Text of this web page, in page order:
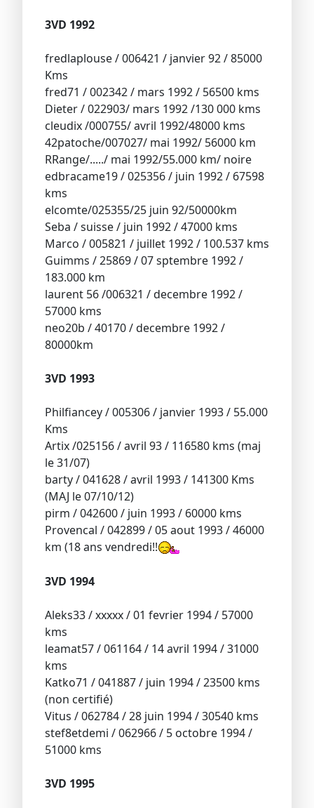
3VD 1992
fredlaplouse / 006421 / janvier 92 / 85000
Kms
fred71 / 002342 / mars 1992 / 56500 kms
Dieter / 022903/ mars 1992 /130 000 kms
cleudix /000755/ avril 1992/48000 kms
42patoche/007027/ mai 1992/ 56000 km
RRange/...../ mai 1992/55.000 km/ noire
edbracame19 / 025356 / juin 1992 / 67598
kms
elcomte/025355/25 juin 92/50000km
Seba / suisse / juin 1992 / 47000 kms
Marco / 005821 / juillet 1992 / 100.537 kms
Guimms / 25869 / 07 sptembre 1992 /
183.000 km
laurent 56 /006321 / decembre 1992 /
57000 kms
neo20b / 40170 / decembre 1992 /
80000km
3VD 1993
Philfiancey / 005306 / janvier 1993 / 55.000
Kms
Artix /025156 / avril 93 / 116580 kms (maj
le 31/07)
barty / 041628 / avril 1993 / 141300 Kms
(MAJ le 07/10/12)
pirm / 042600 / juin 1993 / 60000 kms
Provencal / 042899 / 05 aout 1993 / 46000
km (18 ans vendredi!!
3VD 1994
Aleks33 / xxxxx / 01 fevrier 1994 / 57000
kms
leamat57 / 061164 / 14 avril 1994 / 31000
kms
Katko71 / 041887 / juin 1994 / 23500 kms
(non certifié)
Vitus / 062784 / 28 juin 1994 / 30540 kms
stef8etdemi / 062966 / 5 octobre 1994 /
51000 kms
3VD 1995